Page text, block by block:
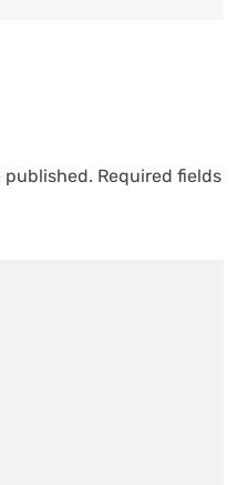
published. Required fields